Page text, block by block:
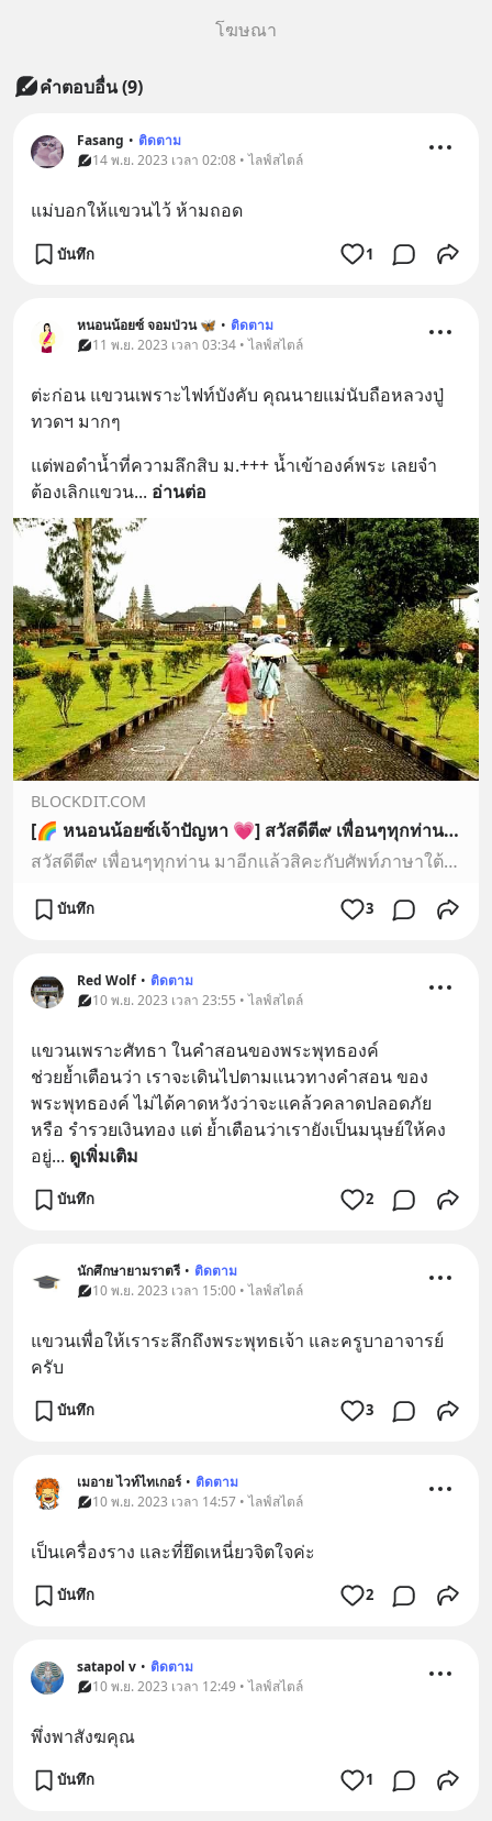
โฆษณา
คำตอบอื่น(9)
Fasang • ติดตาม
14 พ.ย. 2023 เวลา 02:08 • ไลฟ์สไตล์
แม่บอกให้แขวนไว้ ห้ามถอด
บันทึก 1
หนอนน้อยซ์ จอมป่วน 🦋 • ติดตาม
11 พ.ย. 2023 เวลา 03:34 • ไลฟ์สไตล์
ต่ะก่อน แขวนเพราะไฟท์บังคับ คุณนายแม่นับถือหลวงปู่
ทวดฯ มากๆ
แต่พอดำน้ำที่ความลึกสิบ ม.+++ น้ำเข้าองค์พระ เลยจำ
ต้องเลิกแขวน... อ่านต่อ
BLOCKDIT.COM
[🌈 หนอนน้อยซ์เจ้าปัญหา 💗] สวัสดีตี๙ เพื่อนๆทุกท่าน มาอีกแล้วสิคะกับศัพท์ภาษาใต้คำนี้ คริๆ
สวัสดีตี๙ เพื่อนๆทุกท่าน มาอีกแล้วสิคะกับศัพท์ภาษาใต้คำนี้ คริๆ
บันทึก 3
Red Wolf • ติดตาม
10 พ.ย. 2023 เวลา 23:55 • ไลฟ์สไตล์
แขวนเพราะศัทธา ในคำสอนของพระพุทธองค์
ช่วยย้ำเตือนว่า เราจะเดินไปตามแนวทางคำสอน ของ
พระพุทธองค์ ไม่ได้คาดหวังว่าจะแคล้วคลาดปลอดภัย
หรือ รำรวยเงินทอง แต่ ย้ำเตือนว่าเรายังเป็นมนุษย์ให้คง
อยู่... ดูเพิ่มเติม
บันทึก 2
นักศึกษายามราตรี • ติดตาม
10 พ.ย. 2023 เวลา 15:00 • ไลฟ์สไตล์
แขวนเพื่อให้เราระลึกถึงพระพุทธเจ้า และครูบาอาจารย์
ครับ
บันทึก 3
เมอาย ไวท์ไทเกอร์ • ติดตาม
10 พ.ย. 2023 เวลา 14:57 • ไลฟ์สไตล์
เป็นเครื่องราง และที่ยึดเหนี่ยวจิตใจค่ะ
บันทึก 2
satapol​ v • ติดตาม
10 พ.ย. 2023 เวลา 12:49 • ไลฟ์สไตล์
พึ่งพาสังฆคุณ
บันทึก 1